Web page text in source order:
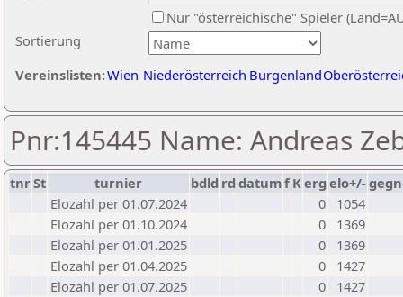
Sortierung
Nur "österreichische" Spieler
Vereinslisten:Wien Niederösterreich Burgenland
Pnr:145445 Name: Andreas
tnrSt turnier bdld rd datumf Kerg elo+/-
Elozahl per 01.07.2024
0
1054
Elozahl per 01.10.2024
0
1369
Elozahl per 01.01.2025
0
1369
Elozahl per 01.04.2025
0
1427
Elozahl per 01.07.2025
0
1427